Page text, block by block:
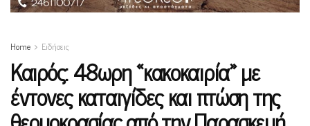
Home Ειδήσεις
Καιρός: 48ωρη «κακοκαιρία» με
έντονες καταιγίδες και πτώση της